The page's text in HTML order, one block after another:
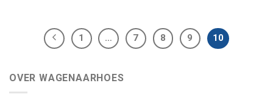
1 … 7 8 9 10
OVER WAGENAARHOES